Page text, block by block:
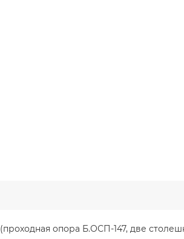
опора Б.ОСП-147, две